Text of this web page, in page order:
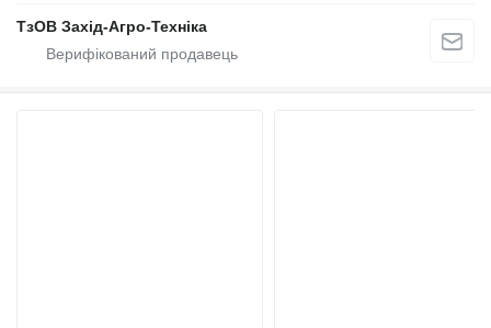
ТзОВ Захід-Агро-Техніка